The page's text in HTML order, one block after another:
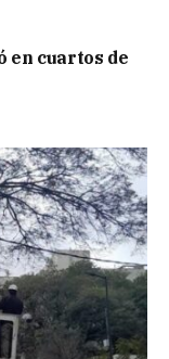
en cuartos de